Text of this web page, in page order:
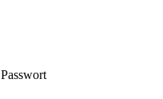
Passwort